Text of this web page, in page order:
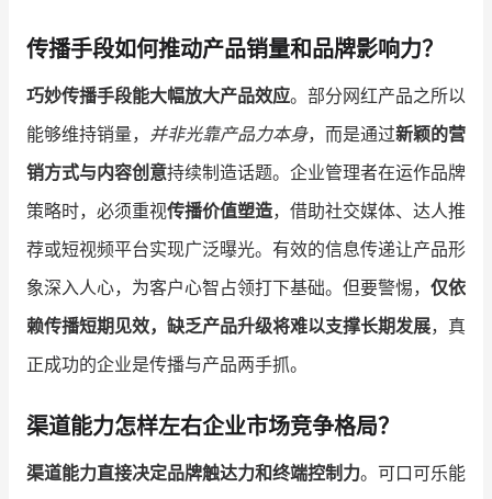
传播手段如何推动产品销量和品牌影响力？
巧妙传播手段能大幅放大产品效应。部分网红产品之所以
能够维持销量， 并非光靠产品力本身，而是通过新颖的营
销方式与内容创意持续制造话题。企业管理者在运作品牌
策略时，必须重视传播价值塑造，借助社交媒体、达人推
荐或短视频平台实现广泛曝光。有效的信息传递让产品形
象深入人心，为客户心智占领打下基础。但要警惕， 仅依
赖传播短期见效，缺乏产品升级将难以支撑长期发展，真
正成功的企业是传播与产品两手抓。
渠道能力怎样左右企业市场竞争格局？
渠道能力直接决定品牌触达力和终端控制力。可口可乐能